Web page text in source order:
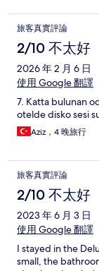
same. This place
Small flies keep
旅客真實評論
2/10 不太好
2026 年 2 月 6 日
使用 Google 翻譯
7. Katta bulunan
otelde disko sesi
Aziz，4 晚旅行
旅客真實評論
2/10 不太好
2023 年 6 月 3 日
使用 Google 翻譯
I stayed in the
small, the